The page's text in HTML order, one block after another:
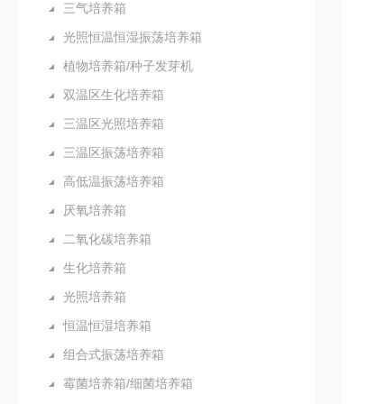
三气培养箱
光照恒温恒湿振荡培养箱
植物培养箱/种子发芽机
双温区生化培养箱
三温区光照培养箱
三温区振荡培养箱
高低温振荡培养箱
厌氧培养箱
二氧化碳培养箱
生化培养箱
光照培养箱
恒温恒湿培养箱
组合式振荡培养箱
霉菌培养箱/细菌培养箱